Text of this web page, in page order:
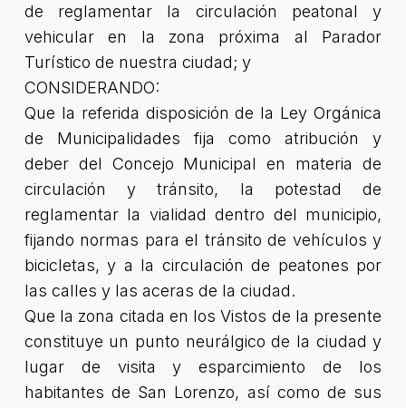
de reglamentar la circulación peatonal y
vehicular en la zona próxima al Parador
Turístico de nuestra ciudad; y
CONSIDERANDO:
Que la referida disposición de la Ley Orgánica
de Municipalidades fija como atribución y
deber del Concejo Municipal en materia de
circulación y tránsito, la potestad de
reglamentar la vialidad dentro del municipio,
fijando normas para el tránsito de vehículos y
bicicletas, y a la circulación de peatones por
las calles y las aceras de la ciudad.
Que la zona citada en los Vistos de la presente
constituye un punto neurálgico de la ciudad y
lugar de visita y esparcimiento de los
habitantes de San Lorenzo, así como de sus